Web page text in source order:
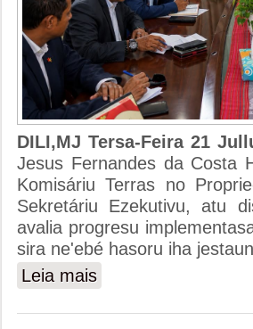
DILI,MJ Tersa-Feira 21
Jesus Fernandes da Costa
Komisáriu Terras no
Sekretáriu Ezekutivu, atu
avalia progresu
sira ne'ebé hasoru iha
Leia mais